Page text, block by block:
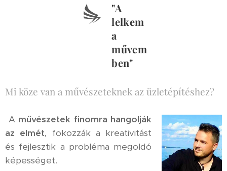
"A
lelkem
a
művem
ben"
Mi köze van a művészeteknek az üzletépítéshez?
A művészetek finomra hangolják
az elmét, fokozzák a kreativitást
és fejlesztik a probléma megoldó
képességet.